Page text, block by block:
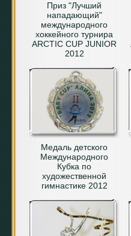
Приз "Лучший
нападающий"
международного
хоккейного турнира
ARCTIC CUP JUNIOR
2012
Медаль детского
Международного
Кубка по
художественной
гимнастике 2012